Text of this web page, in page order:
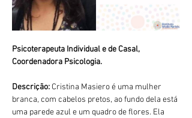
Psicoterapeuta Individual e de Casal,
Coordenadora Psicologia.
Descrição: Cristina Masiero é uma mulher
branca, com cabelos pretos, ao fundo dela está
uma parede azul e um quadro de flores. Ela